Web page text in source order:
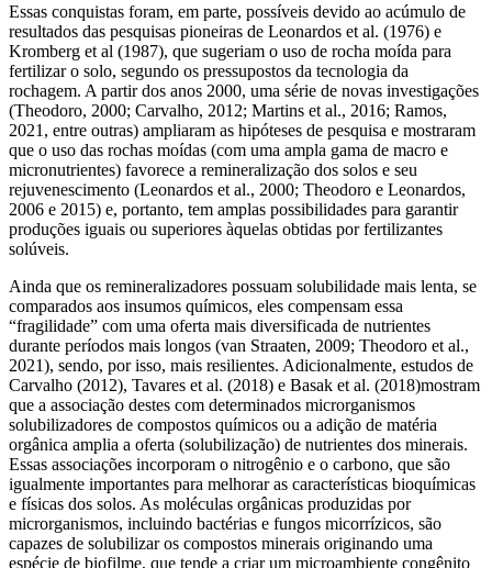
Essas conquistas foram, em parte, possíveis devido ao acúmulo de
resultados das pesquisas pioneiras de Leonardos et al. (1976) e
Kromberg et al (1987), que sugeriam o uso de rocha moída para
fertilizar o solo, segundo os pressupostos da tecnologia da
rochagem. A partir dos anos 2000, uma série de novas investigações
(Theodoro, 2000; Carvalho, 2012; Martins et al., 2016; Ramos,
2021, entre outras) ampliaram as hipóteses de pesquisa e mostraram
que o uso das rochas moídas (com uma ampla gama de macro e
micronutrientes) favorece a remineralização dos solos e seu
rejuvenescimento (Leonardos et al., 2000; Theodoro e Leonardos,
2006 e 2015) e, portanto, tem amplas possibilidades para garantir
produções iguais ou superiores àquelas obtidas por fertilizantes
solúveis.
Ainda que os remineralizadores possuam solubilidade mais lenta, se
comparados aos insumos químicos, eles compensam essa
“fragilidade” com uma oferta mais diversificada de nutrientes
durante períodos mais longos (van Straaten, 2009; Theodoro et al.,
2021), sendo, por isso, mais resilientes. Adicionalmente, estudos de
Carvalho (2012), Tavares et al. (2018) e Basak et al. (2018)mostram
que a associação destes com determinados microrganismos
solubilizadores de compostos químicos ou a adição de matéria
orgânica amplia a oferta (solubilização) de nutrientes dos minerais.
Essas associações incorporam o nitrogênio e o carbono, que são
igualmente importantes para melhorar as características bioquímicas
e físicas dos solos. As moléculas orgânicas produzidas por
microrganismos, incluindo bactérias e fungos micorrízicos, são
capazes de solubilizar os compostos minerais originando uma
espécie de biofilme, que tende a criar um microambiente congênito